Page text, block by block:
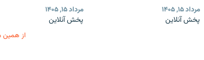
مرداد ۱۵, ۱۴۰۵
پخش آنلاین
مرداد ۱۵, ۱۴۰۵
پخش آنلاین
از همین